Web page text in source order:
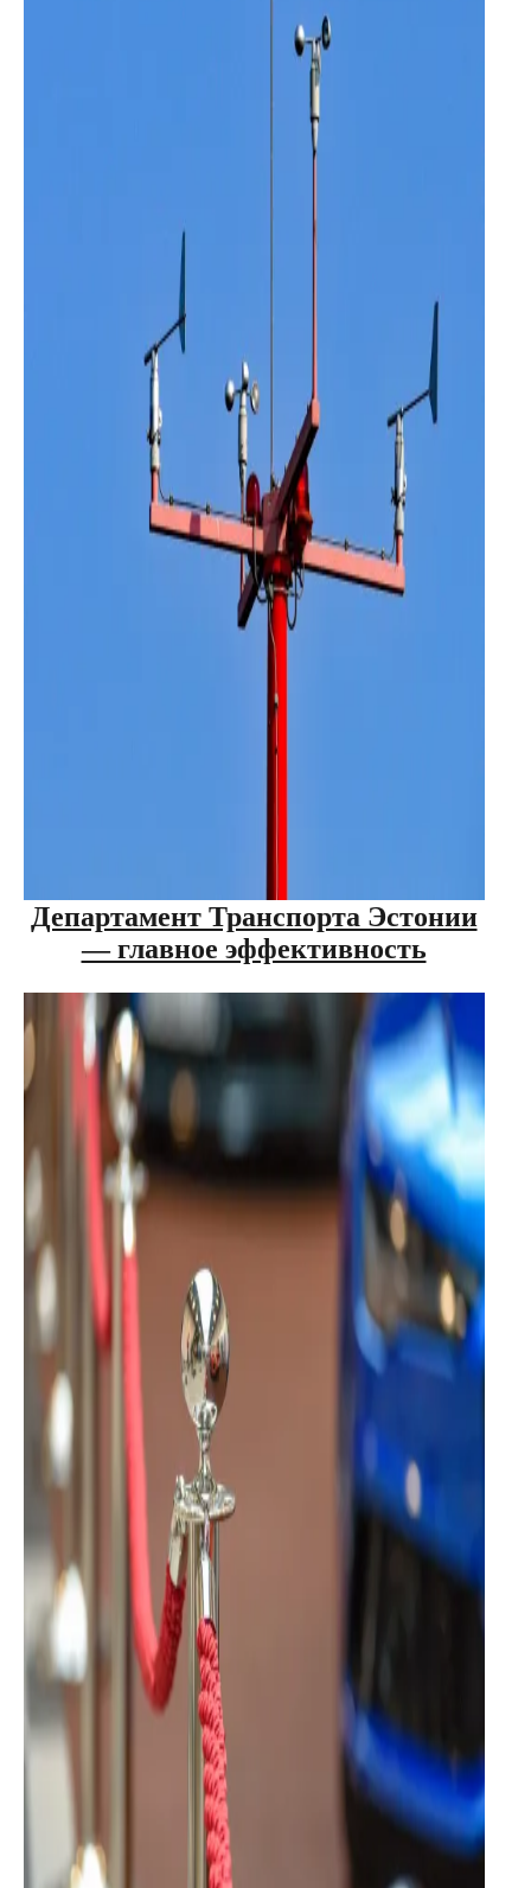
Департамент Транспорта Эстонии
— главное эффективность